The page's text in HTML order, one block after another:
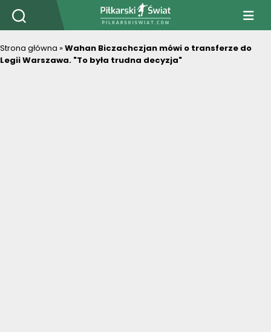
PiłkarskiSwiat.com
Strona główna »Wahan Biczachczjan mówi o transferze do
Legii Warszawa. "To była trudna decyzja"